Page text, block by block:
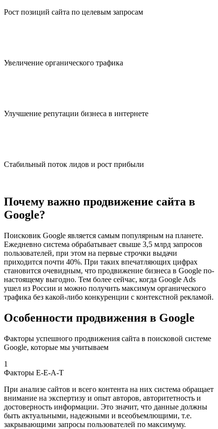
Рост позиций сайта по целевым запросам
Увеличение органического трафика
Улучшение репутации бизнеса в интернете
Стабильный поток лидов и рост прибыли
Почему важно продвижение сайта в
Google?
Поисковик Google является самым популярным на планете.
Ежедневно система обрабатывает свыше 3,5 млрд запросов
пользователей, при этом на первые строчки выдачи
приходится почти 40%. При таких впечатляющих цифрах
становится очевидным, что продвижение бизнеса в Google по-
настоящему выгодно. Тем более сейчас, когда Google Ads
ушел из России и можно получить максимум органического
трафика без какой-либо конкуренции с контекстной рекламой.
Особенности продвижения в Google
Факторы успешного продвижения сайта в поисковой системе
Google, которые мы учитываем
1
Факторы E-E-A-T
При анализе сайтов и всего контента на них система обращает
внимание на экспертизу и опыт авторов, авторитетность и
достоверность информации. Это значит, что данные должны
быть актуальными, надежными и всеобъемлющими, т.е.
закрывающими запросы пользователей по максимуму.